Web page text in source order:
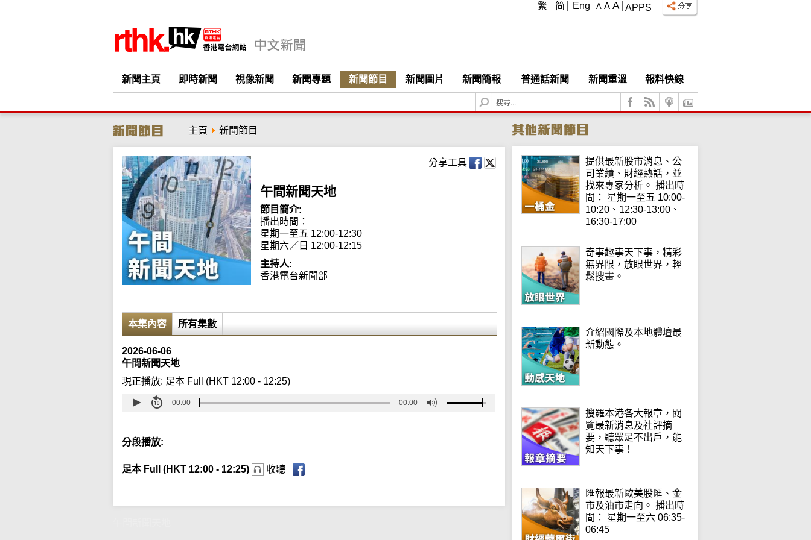
APPS
A A A
繁 简 Eng
新聞主頁 即時新聞 視像新聞 新聞專題 新聞節目 新聞圖片 新聞簡報 普通話新聞 新聞重溫
報料快線
S
e
c
h
主頁 新聞節目
分享工具
午間新聞天地
節目簡介:
播出時間：
星期一至五 12:00-12:30
星期六／日 12:00-12:15
主持人:
香港電台新聞部
本集內容 所有集數
2026-06-06
午間新聞天地
現正播放: 足本 Full (HKT 12:00 - 12:25)
00:00 00:00
分段播放:
足本 Full (HKT 12:00 - 12:25) 收聽
提供最新股市消息、公
司業績、財經熱話，並
找來專家分析。 播出時
間： 星期一至五 10:00-
10:20、12:30-13:00、
16:30-17:00
奇事趣事天下事，精彩
無界限，放眼世界，輕
鬆搜畫。
介紹國際及本地體壇最
新動態。
搜羅本港各大報章，閱
覽最新消息及社評摘
要，聽眾足不出戶，能
知天下事！
匯報最新歐美股匯、金
市及油市走向。 播出時
間： 星期一至六 06:35-
06:45